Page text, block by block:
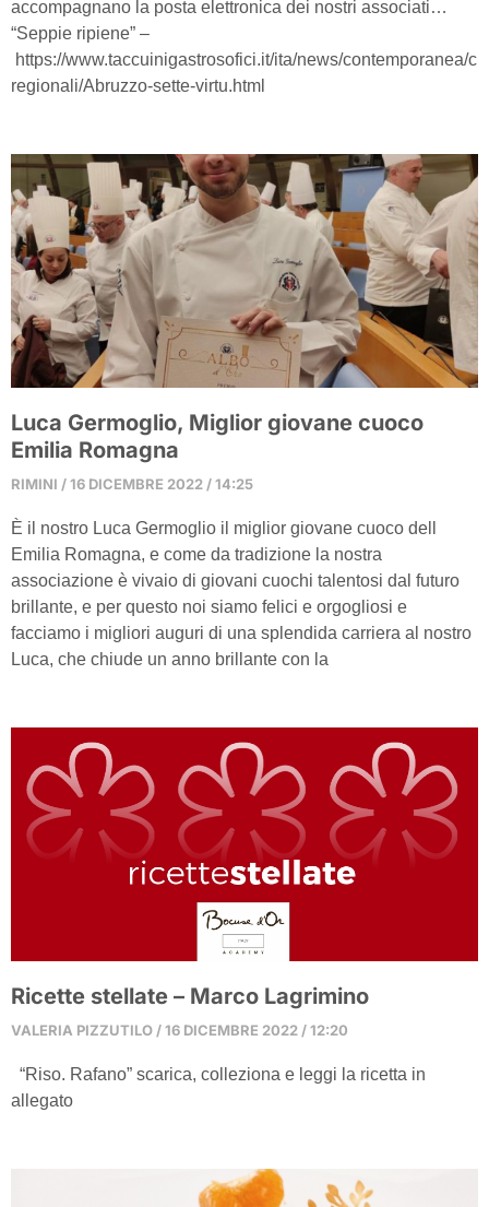
accompagnano la posta elettronica dei nostri associati…
“Seppie ripiene” –
https://www.taccuinigastrosofici.it/ita/news/contemporanea/
regionali/Abruzzo-sette-virtu.html
Luca Germoglio, Miglior giovane cuoco
Emilia Romagna
RIMINI 16 DICEMBRE 2022 14:25
È il nostro Luca Germoglio il miglior giovane cuoco dell
Emilia Romagna, e come da tradizione la nostra
associazione è vivaio di giovani cuochi talentosi dal futuro
brillante, e per questo noi siamo felici e orgogliosi e
facciamo i migliori auguri di una splendida carriera al nostro
Luca, che chiude un anno brillante con la
Ricette stellate – Marco Lagrimino
VALERIA PIZZUTILO 16 DICEMBRE 2022 12:20
“Riso. Rafano” scarica, colleziona e leggi la ricetta in
allegato